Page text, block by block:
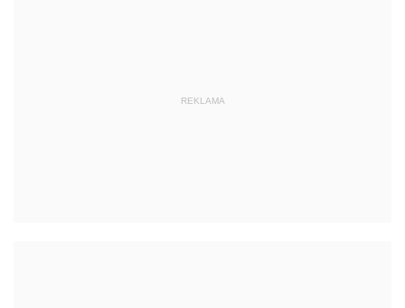
REKLAMA